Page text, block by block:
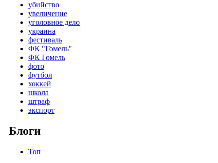
убийство
увеличение
уголовное дело
украина
фестиваль
ФК "Гомель"
ФК Гомель
фото
футбол
хоккей
школа
штраф
экспорт
Блоги
Топ